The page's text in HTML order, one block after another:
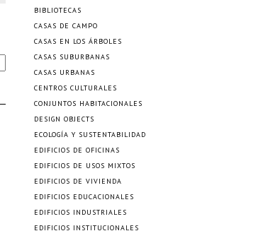
BIBLIOTECAS
CASAS DE CAMPO
CASAS EN LOS ÁRBOLES
CASAS SUBURBANAS
CASAS URBANAS
CENTROS CULTURALES
CONJUNTOS HABITACIONALES
DESIGN OBJECTS
ECOLOGÍA Y SUSTENTABILIDAD
EDIFICIOS DE OFICINAS
EDIFICIOS DE USOS MIXTOS
EDIFICIOS DE VIVIENDA
EDIFICIOS EDUCACIONALES
EDIFICIOS INDUSTRIALES
EDIFICIOS INSTITUCIONALES